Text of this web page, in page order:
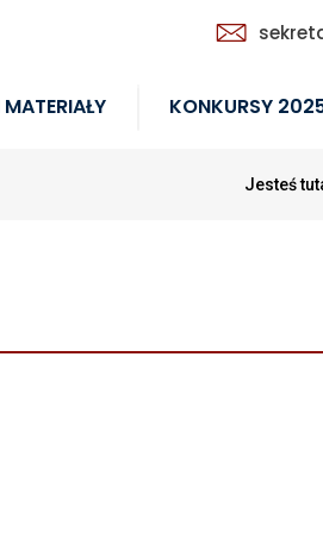
KONKURSY
Jesteś